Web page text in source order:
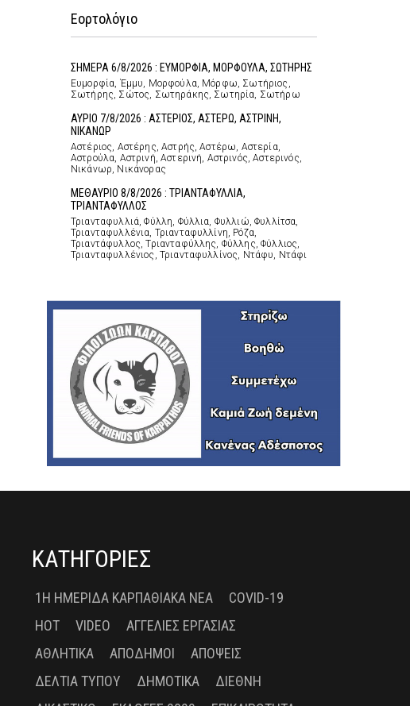
Εορτολόγιο
ΣΗΜΕΡΑ 6/8/2026 : ΕΥΜΟΡΦΙΑ, ΜΟΡΦΟΥΛΑ, ΣΩΤΗΡΗΣ
Ευμορφία, Έμμυ, Μορφούλα, Μόρφω, Σωτήριος,
Σωτήρης, Σώτος, Σωτηράκης, Σωτηρία, Σωτήρω
ΑΥΡΙΟ 7/8/2026 : ΑΣΤΕΡΙΟΣ, ΑΣΤΕΡΩ, ΑΣΤΡΙΝΗ,
ΝΙΚΑΝΩΡ
Αστέριος, Αστέρης, Αστρής, Αστέρω, Αστερία,
Αστρούλα, Αστρινή, Αστερινή, Αστρινός, Αστερινός,
Νικάνωρ, Νικάνορας
ΜΕΘΑΥΡΙΟ 8/8/2026 : ΤΡΙΑΝΤΑΦΥΛΛΙΑ,
ΤΡΙΑΝΤΑΦΥΛΛΟΣ
Τριανταφυλλιά, Φύλλη, Φύλλια, Φυλλιώ, Φυλλίτσα,
Τριανταφυλλένια, Τριανταφυλλίνη, Ρόζα,
Τριαντάφυλλος, Τριανταφύλλης, Φύλλης, Φύλλιος,
Τριανταφυλλένιος, Τριανταφυλλίνος, Ντάφυ, Ντάφι
ΚΑΤΗΓΟΡΙΕΣ
1Η ΗΜΕΡΊΔΑ ΚΑΡΠΑΘΙΑΚΆ ΝΈΑ
COVID-19
HOT
VIDEO
ΑΓΓΕΛΊΕΣ ΕΡΓΑΣΊΑΣ
ΑΘΛΗΤΙΚΆ
ΑΠΌΔΗΜΟΙ
ΑΠΌΨΕΙΣ
ΔΕΛΤΊΑ ΤΎΠΟΥ
ΔΗΜΟΤΙΚΆ
ΔΙΕΘΝΉ